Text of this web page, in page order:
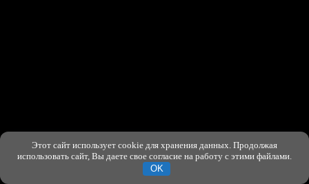
ХОРОШО
Этот сайт использует cookie для хранения данных. Продолжая
использовать сайт, Вы даете свое согласие на работу с этими файлами.
OK